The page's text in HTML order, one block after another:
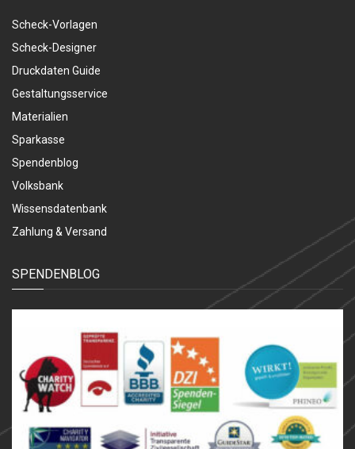
Scheck-Vorlagen
Scheck-Designer
Druckdaten Guide
Gestaltungsservice
Materialien
Sparkasse
Spendenblog
Volksbank
Wissensdatenbank
Zahlung & Versand
SPENDENBLOG